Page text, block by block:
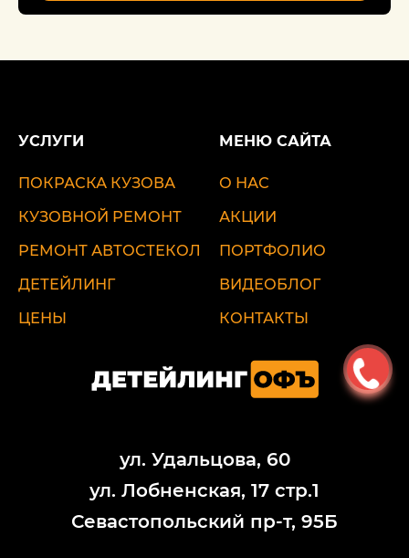
УСЛУГИ
ПОКРАСКА КУЗОВА
КУЗОВНОЙ РЕМОНТ
РЕМОНТ АВТОСТЕКОЛ
ДЕТЕЙЛИНГ
ЦЕНЫ
МЕНЮ САЙТА
О НАС
АКЦИИ
ПОРТФОЛИО
ВИДЕОБЛОГ
КОНТАКТЫ
ул. Удальцова, 60
ул. Лобненская, 17 стр.1
Севастопольский пр-т, 95Б